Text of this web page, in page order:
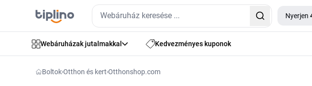
Nyerjen
Webáruházak jutalmakkal Kedvezményes kuponok
BoltokOtthon és kert Otthonshop.com